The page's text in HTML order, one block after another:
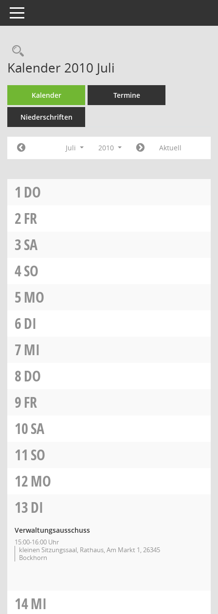
Toggle navigation
Rechercheauswahl
Kalender 2010 Juli
Kalender Termine
Niederschriften
Juli 2010 Aktuell
1 DO
2FR
3SA
4SO
5MO
6DI
7MI
8DO
9FR
10SA
11 SO
12MO
13DI
Verwaltungsausschuss
15:00-16:00 Uhr
kleinen Sitzungssaal, Rathaus, Am Markt 1, 26345
Bockhorn
14MI